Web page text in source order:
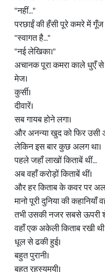
"नहीं..."
परछाईं की हँसी पूरे कमरे में गूँज
"स्वागत है..."
"नई लेखिका।"
अचानक पूरा कमरा काले धुएँ से
मेज।
कुर्सी।
दीवारें।
सब गायब होने लगा।
और अनन्या खुद को फिर उसी
लेकिन इस बार कुछ अलग था।
पहले जहाँ लाखों किताबें थीं...
अब वहाँ करोड़ों किताबें थीं।
और हर किताब के कवर पर
मानो पूरी दुनिया की कहानियाँ
तभी उसकी नजर सबसे ऊपरी
वहाँ एक अकेली किताब रखी
धूल से ढकी हुई।
बहुत पुरानी।